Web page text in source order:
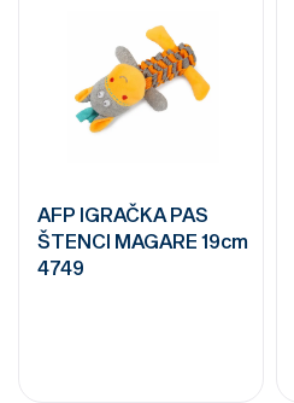
AFP IGRAČKA PAS
ŠTENCI MAGARE 19cm
4749